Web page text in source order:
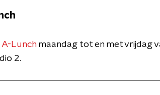
A-Lunch maandag tot en met vrijdag
2.